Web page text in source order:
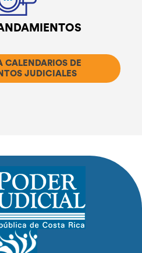
CALENDARIOS DE
JUDICIALES